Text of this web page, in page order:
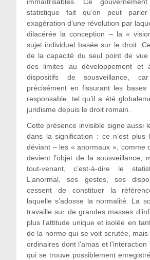
immaîtrisables. Ce
statistique fait qu’on peut
exagération d’une révolution par
dilacérée la conception – la «
sujet individuel basée sur le droit.
de la capacité du seul point de vue
des limites au développement et
dispositifs de sousveillance,
précisément en fissurant les bases
responsable, tel qu’il a été
juridisme depuis le droit romain.
Cette présence invisible signe aussi
dans la signification : ce n’est plus
déviant – les « anormaux », comme
devient l’objet de la sousveillance,
tout-venant, c’est-à-dire le
L’anormal, ses gestes, ses
cessent de constituer la
laquelle s’adosse la normalité. La
travaille sur de grandes masses
plus l’attitude unique et isolée en
de la norme qui se voit scrutée,
ordinaires dont l’amas et
qui se trouve possiblement